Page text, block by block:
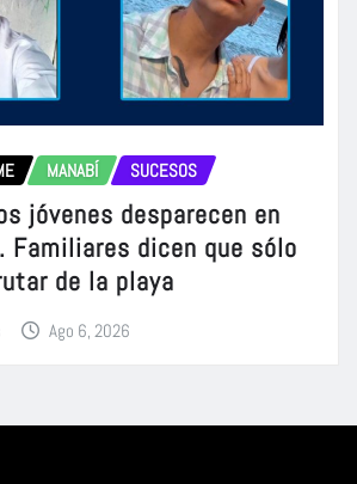
MANABÍ SUCESOS
jóvenes desparecen en
Familiares dicen que sólo
de la playa
Ago 6, 2026